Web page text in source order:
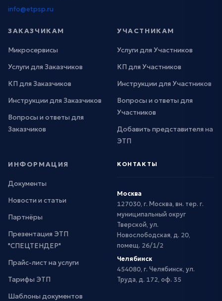
info@etpsp.ru
ЗАКАЗЧИКАМ
Микросервисы
Услуги для Заказчиков
КП для Заказчиков
Инструкции для Заказчиков
Вопросы и ответы для
Заказчиков
УЧАСТНИКАМ
Услуги для Участников
КП для Участников
Инструкции для Участников
Вопросы и ответы для
Участников
Добавить представителя на
ЭТП
ИНФОРМАЦИЯ
Документы
Новости и статьи
Партнёры
Презентация ЭТП
"СПЕЦТЕНДЕР"
Прайс-лист на услуги
Тарифы ЭТП
Шаблоны документов
КОНТАКТЫ
Москва
127030, г. Москва, вн. тер. г.
муниципальный округ
Тверской, ул.
Новослободская, д. 20,
помещ. 26/1/2
Челябинск
454080, г. Челябинск, ул.
Труда, д. 172, оф. 35